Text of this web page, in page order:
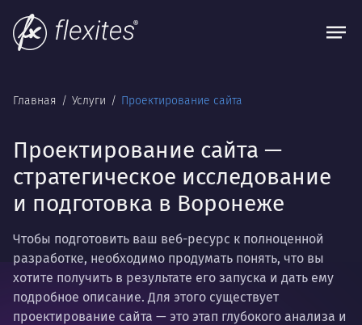
Главная Услуги Проектирование сайта
Проектирование сайта —
стратегическое исследование
и подготовка в Воронеже
Чтобы подготовить ваш веб-ресурс к полноценной
разработке, необходимо продумать понять, что вы
хотите получить в результате его запуска и дать ему
подробное описание. Для этого существует
проектирование сайта — это этап глубокого анализа и